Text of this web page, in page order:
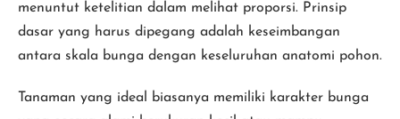
menuntut ketelitian dalam melihat proporsi. Prinsip
dasar yang harus dipegang adalah keseimbangan
antara skala bunga dengan keseluruhan anatomi pohon.
Tanaman yang ideal biasanya memiliki karakter bunga